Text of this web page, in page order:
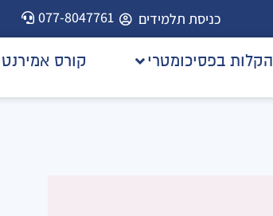
כניסת תלמידים 077-8047761
הקלות בפסיכומטרי קורס אמירנט